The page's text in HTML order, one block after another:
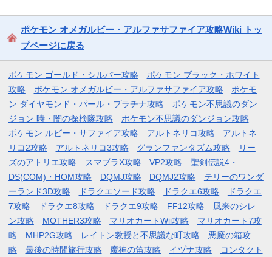
ポケモン オメガルビー・アルファサファイア攻略Wiki トッ
プページに戻る
ポケモン ゴールド・シルバー攻略
ポケモン ブラック・ホワイト
攻略
ポケモン オメガルビー・アルファサファイア攻略
ポケモ
ン ダイヤモンド・パール・プラチナ攻略
ポケモン不思議のダン
ジョン 時・闇の探検隊攻略
ポケモン不思議のダンジョン攻略
ポケモン ルビー・サファイア攻略
アルトネリコ攻略
アルトネ
リコ2攻略
アルトネリコ3攻略 グランファンタズム攻略
リー
ズのアトリエ攻略
スマブラX攻略 VP2攻略
聖剣伝説4・
DS(COM)・HOM攻略
DQMJ攻略 DQMJ2攻略
テリーのワンダ
ーランド3D攻略
ドラクエソード攻略 ドラクエ6攻略
ドラクエ
7攻略
ドラクエ8攻略 ドラクエ9攻略 FF12攻略
風来のシレ
ン攻略
MOTHER3攻略 マリオカートWii攻略
マリオカート7攻
略
MHP2G攻略 レイトン教授と不思議な町攻略
悪魔の箱攻
略
最後の時間旅行攻略 魔神の笛攻略 イヅナ攻略 コンタクト